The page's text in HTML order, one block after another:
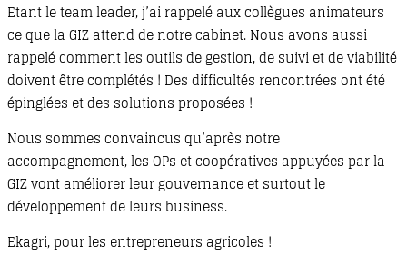
Etant le team leader, j’ai rappelé aux collègues animateurs
ce que la GIZ attend de notre cabinet. Nous avons aussi
rappelé comment les outils de gestion, de suivi et de viabilité
doivent être complétés ! Des difficultés rencontrées ont été
épinglées et des solutions proposées !
Nous sommes convaincus qu’après notre
accompagnement, les OPs et coopératives appuyées par la
GIZ vont améliorer leur gouvernance et surtout le
développement de leurs business.
Ekagri, pour les entrepreneurs agricoles !